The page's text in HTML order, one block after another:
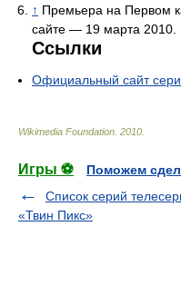
↑ Премьера на Первом
сайте — 19 марта 2010.
Ссылки
Официальный сайт
Wikimedia Foundation 2010
Игры ⚽
Поможем
Список серий
«Твин Пикс»